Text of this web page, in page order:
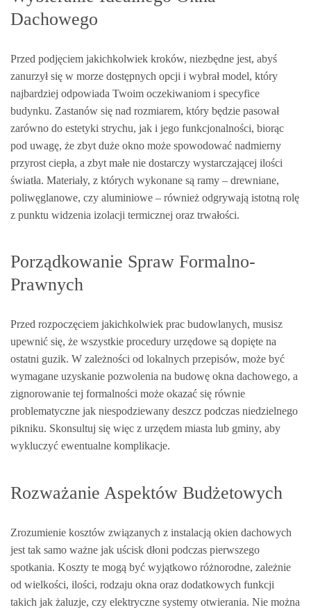
Dachowego
Przed podjęciem jakichkolwiek kroków, niezbędne jest, abyś
zanurzył się w morze dostępnych opcji i wybrał model, który
najbardziej odpowiada Twoim oczekiwaniom i specyfice
budynku. Zastanów się nad rozmiarem, który będzie pasował
zarówno do estetyki strychu, jak i jego funkcjonalności, biorąc
pod uwagę, że zbyt duże okno może spowodować nadmierny
przyrost ciepła, a zbyt małe nie dostarczy wystarczającej ilości
światła. Materiały, z których wykonane są ramy – drewniane,
poliwęglanowe, czy aluminiowe – również odgrywają istotną rolę
z punktu widzenia izolacji termicznej oraz trwałości.
Porządkowanie Spraw Formalno-
Prawnych
Przed rozpoczęciem jakichkolwiek prac budowlanych, musisz
upewnić się, że wszystkie procedury urzędowe są dopięte na
ostatni guzik. W zależności od lokalnych przepisów, może być
wymagane uzyskanie pozwolenia na budowę okna dachowego, a
zignorowanie tej formalności może okazać się równie
problematyczne jak niespodziewany deszcz podczas niedzielnego
pikniku. Skonsultuj się więc z urzędem miasta lub gminy, aby
wykluczyć ewentualne komplikacje.
Rozważanie Aspektów Budżetowych
Zrozumienie kosztów związanych z instalacją okien dachowych
jest tak samo ważne jak uścisk dłoni podczas pierwszego
spotkania. Koszty te mogą być wyjątkowo różnorodne, zależnie
od wielkości, ilości, rodzaju okna oraz dodatkowych funkcji
takich jak żaluzje, czy elektryczne systemy otwierania. Nie można